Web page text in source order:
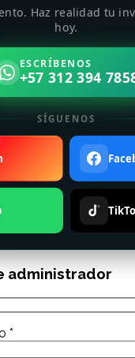
Haz realidad tu
hoy.
ESCRÍBENOS
+57 312 394
SÍGUENOS
administrador
*